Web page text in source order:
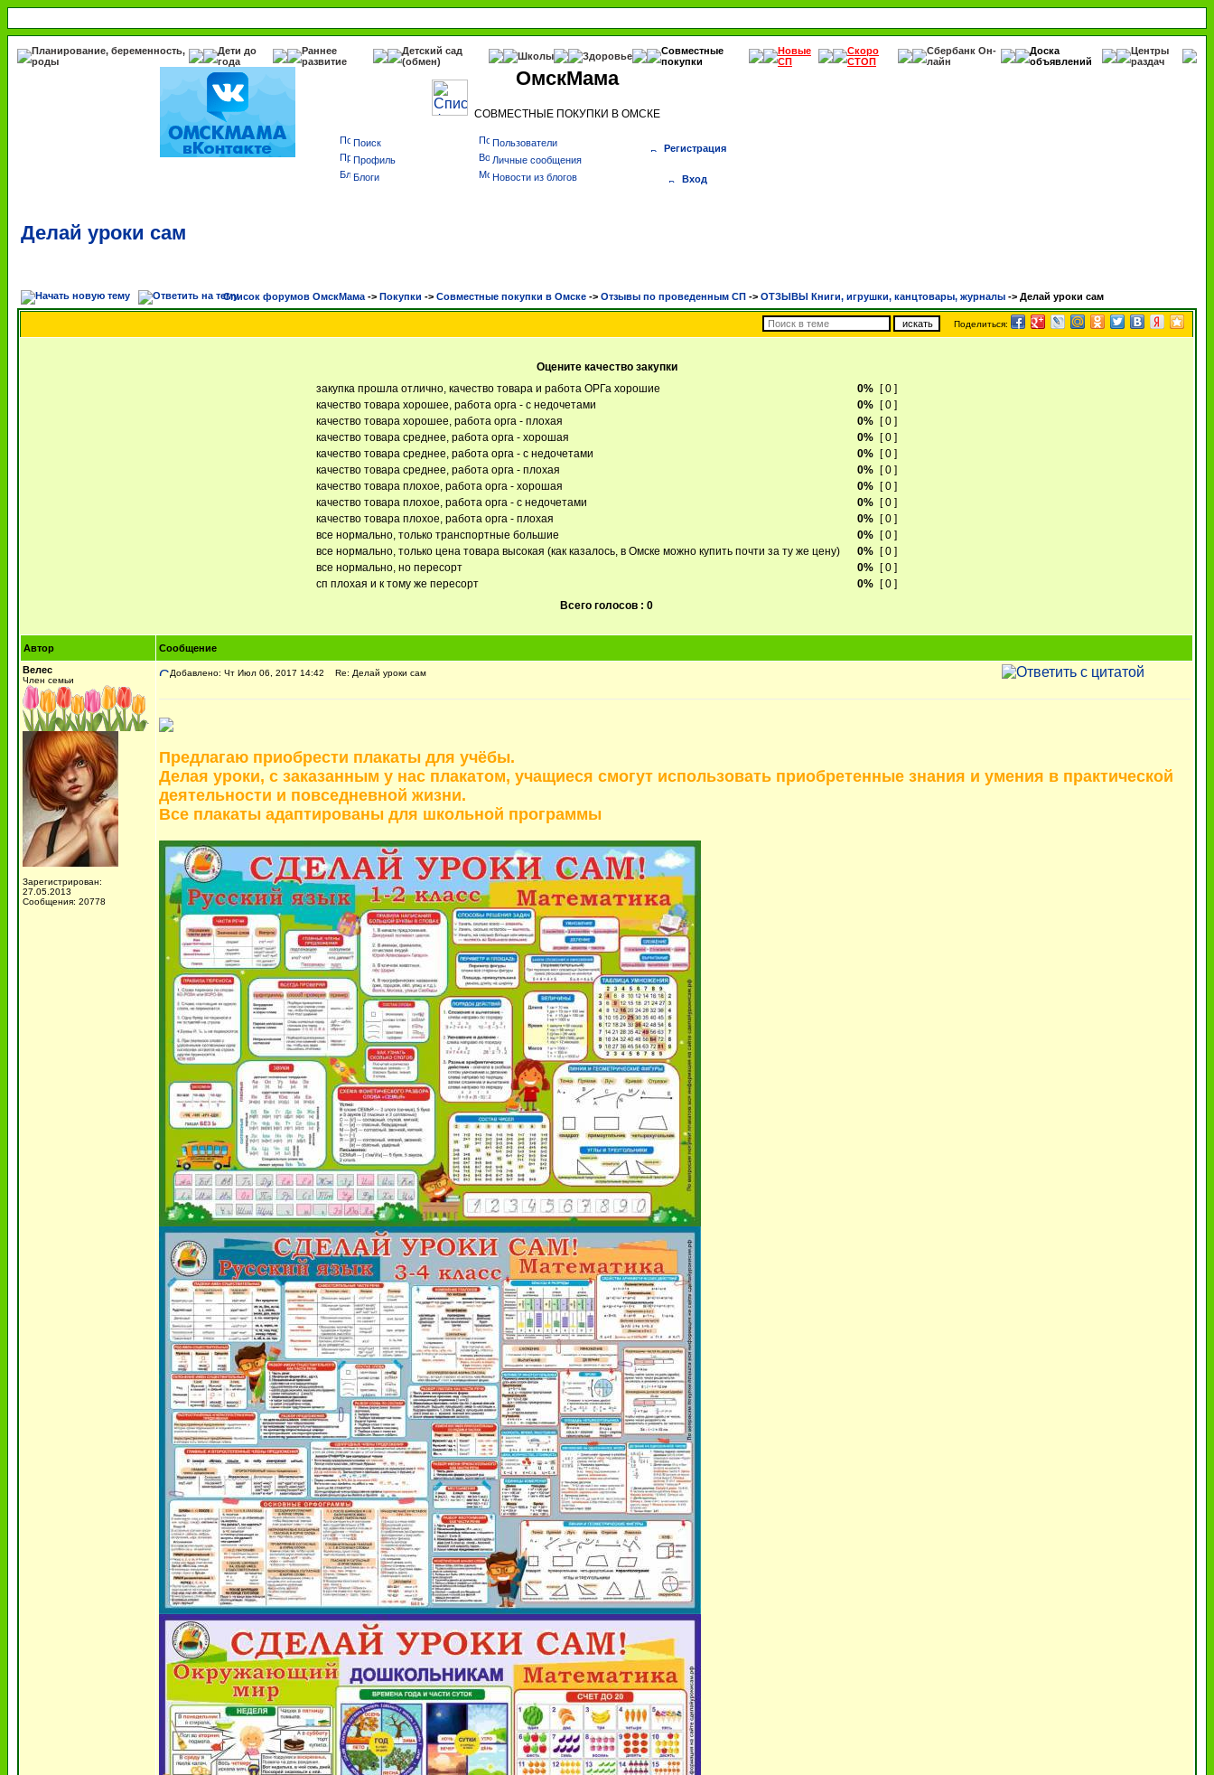
Планирование, беременность,
роды
Дети до
года
Раннее
развитие
Детский сад
(обмен)
Школы Здоровье
Совместные
покупки
Новые
СП
Скоро
СТОП
Сбербанк Он-
лайн
Доска
объявлений
Центры
раздач
ОмскМама
СОВМЕСТНЫЕ ПОКУПКИ В ОМСКЕ
Поиск
Пользователи
Профиль
Личные сообщения
Блоги
Новости из блогов
Регистрация
Вход
Делай уроки сам
Список форумов ОмскМама -> Покупки -> Cовместные покупки в Омске -> Отзывы по проведенным СП -> ОТЗЫВЫ Книги, игрушки, канцтовары, журналы -> Делай уроки сам
Поделиться:
Оцените качество закупки
закупка прошла отлично, качество товара и работа ОРГа хорошие
0% [ 0 ]
качество товара хорошее, работа орга - с недочетами
0% [ 0 ]
качество товара хорошее, работа орга - плохая
0% [ 0 ]
качество товара среднее, работа орга - хорошая
0% [ 0 ]
качество товара среднее, работа орга - с недочетами
0% [ 0 ]
качество товара среднее, работа орга - плохая
0% [ 0 ]
качество товара плохое, работа орга - хорошая
0% [ 0 ]
качество товара плохое, работа орга - с недочетами
0% [ 0 ]
качество товара плохое, работа орга - плохая
0% [ 0 ]
все нормально, только транспортные большие
0% [ 0 ]
все нормально, только цена товара высокая (как казалось, в Омске можно купить почти за ту же цену)
0% [ 0 ]
все нормально, но пересорт
0% [ 0 ]
сп плохая и к тому же пересорт
0% [ 0 ]
Всего голосов : 0
Автор
Сообщение
Велес
Член семьи
Зарегистрирован:
27.05.2013
Сообщения: 20778
Добавлено: Чт Июл 06, 2017 14:42 Re: Делай уроки сам
Предлагаю приобрести плакаты для учёбы.
Делая уроки, с заказанным у нас плакатом, учащиеся смогут использовать приобретенные знания и умения в практической
деятельности и повседневной жизни.
Все плакаты адаптированы для школьной программы